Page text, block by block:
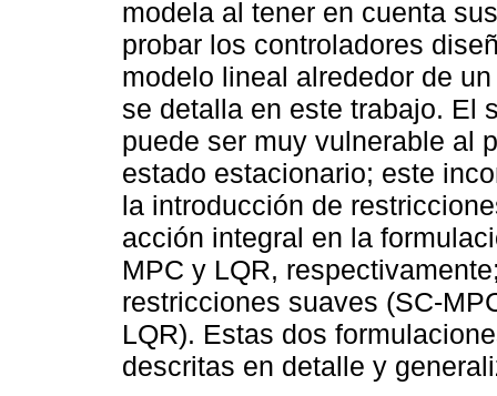
modela al tener en cuenta
probar los controladores
modelo lineal alrededor de
se detalla en este trabajo. El
puede ser muy vulnerable al
estado estacionario; este
la introducción de
acción integral en la
MPC y LQR,
restricciones suaves (SC-
LQR). Estas dos
descritas en detalle y